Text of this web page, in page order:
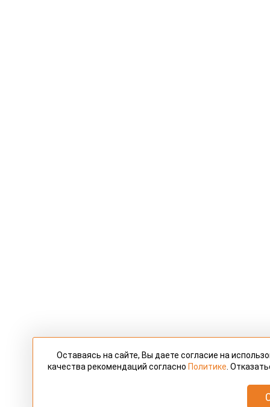
Оставаясь на сайте, Вы даете согласие на
качества рекомендаций согласно Политике .